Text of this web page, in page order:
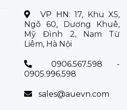
VP HN:17, Khu X5,
Ngõ 60, Dương Khuê,
Mỹ Đình 2, Nam Từ
Liêm, Hà Nội
0906.567.598 -
0905.996.598
sales@auevn.com